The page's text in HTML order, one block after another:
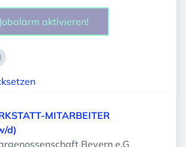
aktivieren!
MITARBEITER
d)
Beyern e.G